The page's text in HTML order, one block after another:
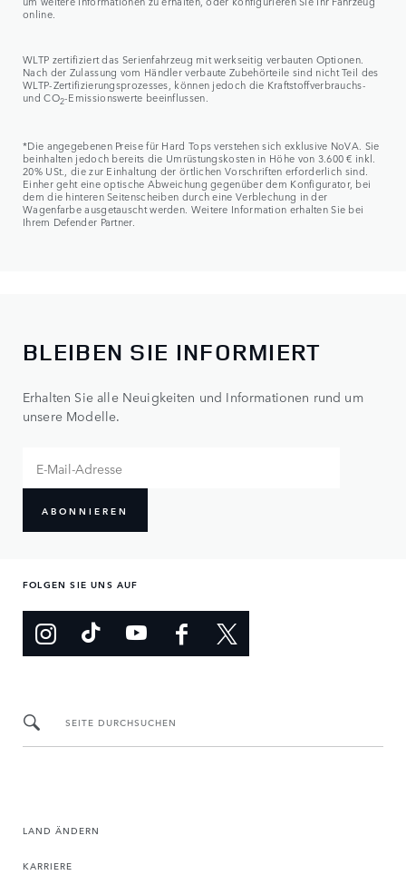
online.
WLTP zertifiziert das Serienfahrzeug mit werkseitig verbauten Optionen.
Nach der Zulassung vom Händler verbaute Zubehörteile sind nicht Teil des
WLTP-Zertifizierungsprozesses, können jedoch die Kraftstoffverbrauchs-
und CO2-Emissionswerte beeinflussen.
*Die angegebenen Preise für Hard Tops verstehen sich exklusive NoVA. Sie
beinhalten jedoch bereits die Umrüstungskosten in Höhe von 3.600 € inkl.
20% USt., die zur Einhaltung der örtlichen Vorschriften erforderlich sind.
Einher geht eine optische Abweichung gegenüber dem Konfigurator, bei
dem die hinteren Seitenscheiben durch eine Verblechung in der
Wagenfarbe ausgetauscht werden. Weitere Information erhalten Sie bei
Ihrem Defender Partner.
BLEIBEN SIE INFORMIERT
Erhalten Sie alle Neuigkeiten und Informationen rund um
unsere Modelle.
ABONNIEREN
FOLGEN SIE UNS AUF
SEITE DURCHSUCHEN
LAND ÄNDERN
KARRIERE